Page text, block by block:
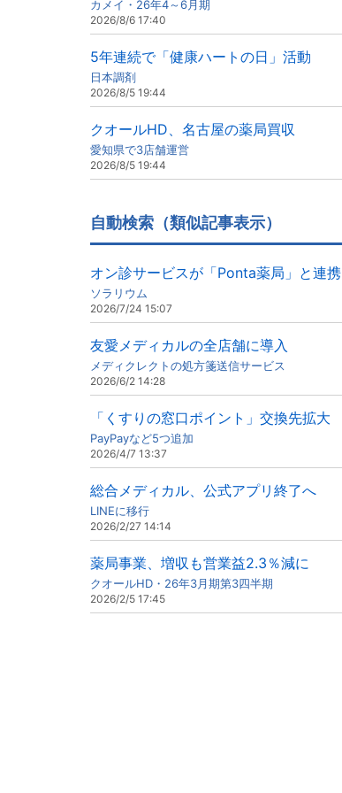
カメイ・26年4～6月期
2026/8/6 17:40
5年連続で「健康ハートの日」活動
日本調剤
2026/8/5 19:44
クオールHD、名古屋の薬局買収
愛知県で3店舗運営
2026/8/5 19:44
自動検索（類似記事表示）
オン診サービスが「Ponta薬局」と連携
ソラリウム
2026/7/24 15:07
友愛メディカルの全店舗に導入
メディクレクトの処方箋送信サービス
2026/6/2 14:28
「くすりの窓口ポイント」交換先拡大
PayPayなど5つ追加
2026/4/7 13:37
総合メディカル、公式アプリ終了へ
LINEに移行
2026/2/27 14:14
薬局事業、増収も営業益2.3％減に
クオールHD・26年3月期第3四半期
2026/2/5 17:45